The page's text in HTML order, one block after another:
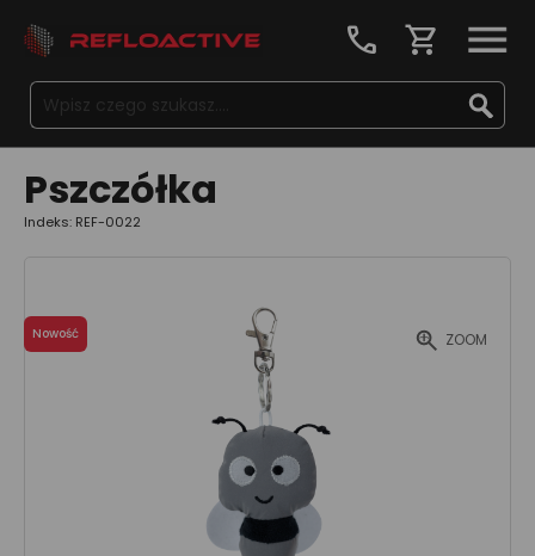
call shopping_cart
Pszczółka
Indeks: REF-0022
Nowość ZOOM